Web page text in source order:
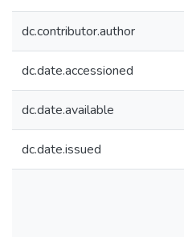
dc.contributor.author
dc.date.accessioned
dc.date.available
dc.date.issued